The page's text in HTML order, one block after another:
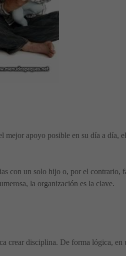
mejor apoyo posible en su día a día,
con un solo hijo o, por el contrario,
la organización es la clave.
crear disciplina. De forma lógica,